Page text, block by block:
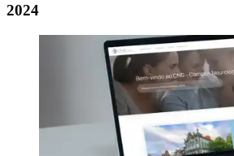
2024